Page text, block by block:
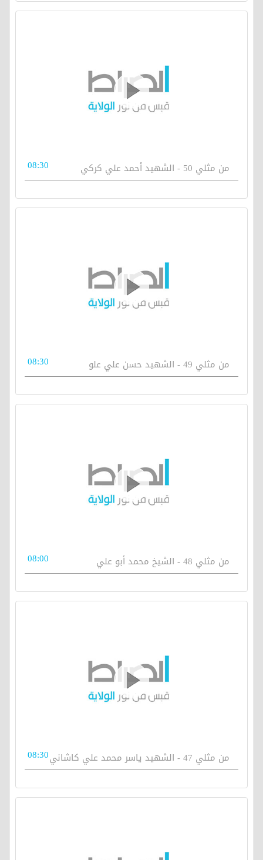
من مثلي 50 - الشهيد أحمد علي كركي 08:30
من مثلي 49 - الشهيد حسن علي علو 08:30
من مثلي 48 - الشيخ محمد أبو علي 08:00
من مثلي 47 - الشهيد ياسر محمد علي كاشاني 08:30